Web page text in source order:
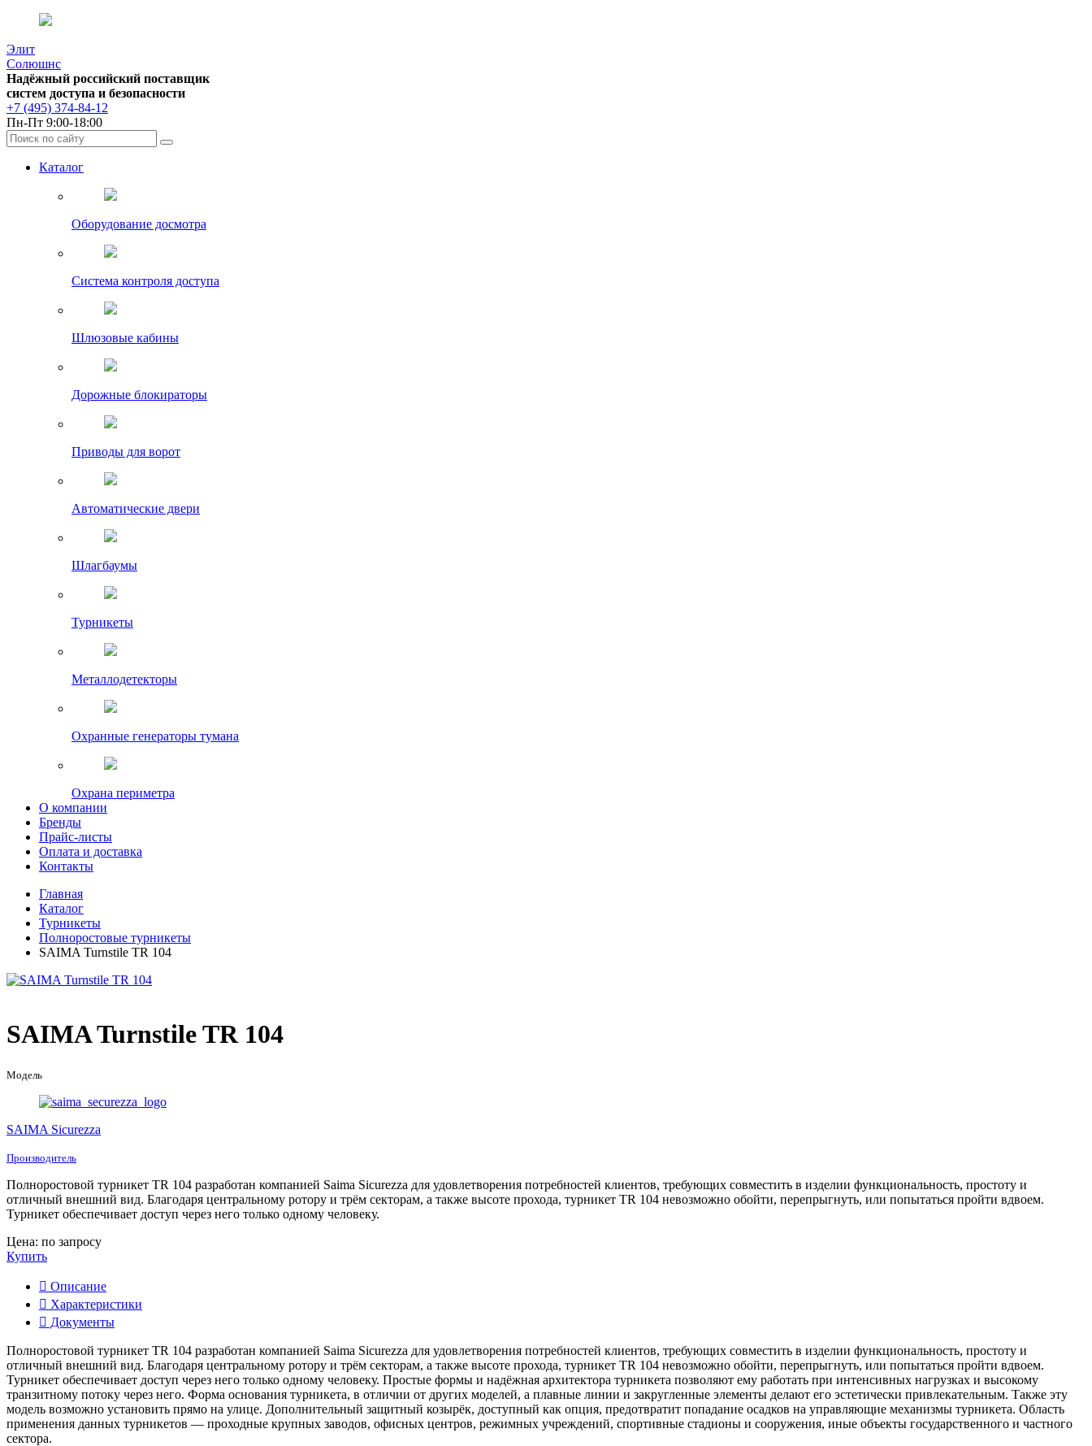
Элит
Солюшнс
Надёжный российский поставщик
систем доступа и безопасности
+7 (495) 374-84-12
Пн-Пт 9:00-18:00
Каталог
Оборудование досмотра
Система контроля доступа
Шлюзовые кабины
Дорожные блокираторы
Приводы для ворот
Автоматические двери
Шлагбаумы
Турникеты
Металлодетекторы
Охранные генераторы тумана
Охрана периметра
О компании
Бренды
Прайс-листы
Оплата и доставка
Контакты
Главная
Каталог
Турникеты
Полноростовые турникеты
SAIMA Turnstile TR 104
SAIMA Turnstile TR 104
Модель
SAIMA Sicurezza
Производитель
Полноростовой турникет TR 104 разработан компанией Saima Sicurezza для удовлетворения потребностей клиентов, требующих совместить в изделии функциональность, простоту и
отличный внешний вид. Благодаря центральному ротору и трём секторам, а также высоте прохода, турникет TR 104 невозможно обойти, перепрыгнуть, или попытаться пройти вдвоем.
Турникет обеспечивает доступ через него только одному человеку.
Цена: по запросу
Купить
Описание
Характеристики
Документы
Полноростовой турникет TR 104 разработан компанией Saima Sicurezza для удовлетворения потребностей клиентов, требующих совместить в изделии функциональность, простоту и
отличный внешний вид. Благодаря центральному ротору и трём секторам, а также высоте прохода, турникет TR 104 невозможно обойти, перепрыгнуть, или попытаться пройти вдвоем.
Турникет обеспечивает доступ через него только одному человеку. Простые формы и надёжная архитектора турникета позволяют ему работать при интенсивных нагрузках и высокому
транзитному потоку через него. Форма основания турникета, в отличии от других моделей, а плавные линии и закругленные элементы делают его эстетически привлекательным. Также эту
модель возможно установить прямо на улице. Дополнительный защитный козырёк, доступный как опция, предотвратит попадание осадков на управляющие механизмы турникета. Область
применения данных турникетов — проходные крупных заводов, офисных центров, режимных учреждений, спортивные стадионы и сооружения, иные объекты государственного и частного
сектора.